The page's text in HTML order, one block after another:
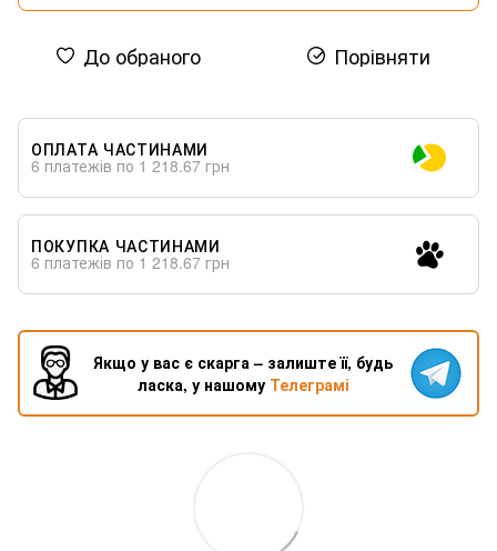
До обраного Порівняти
ОПЛАТА ЧАСТИНАМИ
6 платежів по 1 218.67 грн
ПОКУПКА ЧАСТИНАМИ
6 платежів по 1 218.67 грн
Якщо у вас є скарга – залиште її, будь
ласка, у нашому Телеграмі